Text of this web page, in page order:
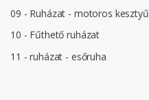
09 - Ruházat - motoros kesztyű
10 - Fűthető ruházat
11 - ruházat - esőruha